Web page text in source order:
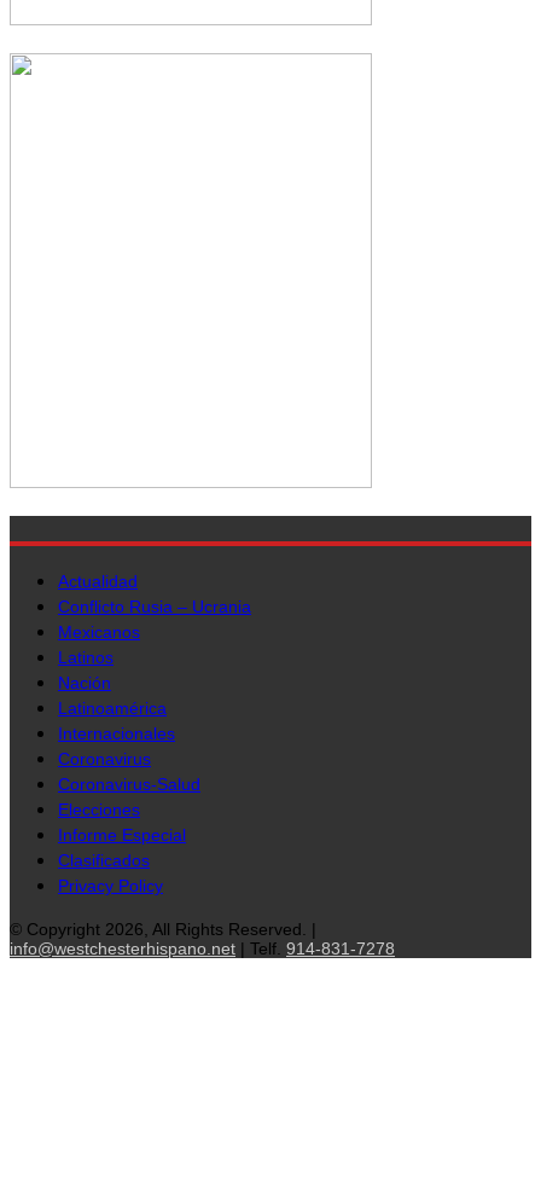
Actualidad
Conflicto Rusia – Ucrania
Mexicanos
Latinos
Nación
Latinoamérica
Internacionales
Coronavirus
Coronavirus-Salud
Elecciones
Informe Especial
Clasificados
Privacy Policy
© Copyright 2026, All Rights Reserved. |
info@westchesterhispano.net | Telf. 914-831-7278